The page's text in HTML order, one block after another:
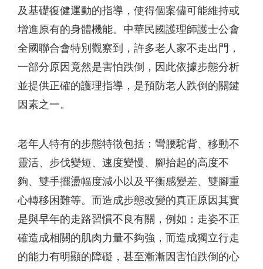
及基礎復健運動的指導，使得個案儘可能維持或
增進原有的身體機能。中華民國護理師護士公會
全國聯合會特別觀察到，許多老人家不走出門，
一部分原因竟然是害怕跌倒，因此依據步態分析
並提供正確的護理指導，是預防老人跌倒的關鍵
因素之一。
老年人特有的步態特徵包括：彎腰駝背、移動不
靈活、步伐變短、速度變慢、腳抬起的高度不
夠、雙手擺盪幅度減小以及平衡感變差、雙腳重
心轉移困難等。而造成步態改變的真正原因其實
是與早年的走路習慣不良有關，例如：走姿不正
確造成相關的肌肉力量不夠強，而造成獨立行走
的能力有明顯的障礙，甚至漸漸因害怕跌倒的心